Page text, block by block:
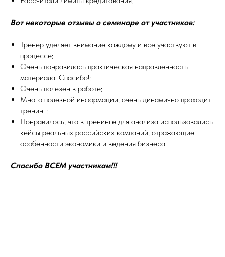
Вот некоторые отзывы о семинаре от участников:
Тренер уделяет внимание каждому и все участвуют в
процессе;
Очень понравилась практическая направленность
материала. Спасибо!;
Очень полезен в работе;
Много полезной информации, очень динамично проходит
тренинг;
Понравилось, что в тренинге для анализа использовались
кейсы реальных российских компаний, отражающие
особенности экономики и ведения бизнеса.
Спасибо ВСЕМ участникам!!!